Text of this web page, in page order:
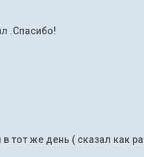
.Спасибо!
же день ( сказал как